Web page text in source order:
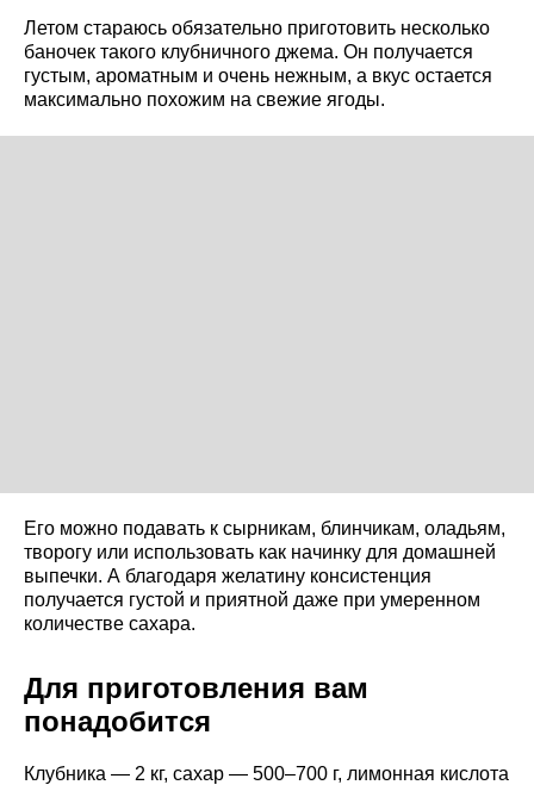
Летом стараюсь обязательно приготовить несколько
баночек такого клубничного джема. Он получается
густым, ароматным и очень нежным, а вкус остается
максимально похожим на свежие ягоды.
Его можно подавать к сырникам, блинчикам, оладьям,
творогу или использовать как начинку для домашней
выпечки. А благодаря желатину консистенция
получается густой и приятной даже при умеренном
количестве сахара.
Для приготовления вам
понадобится
Клубника — 2 кг, сахар — 500–700 г, лимонная кислота